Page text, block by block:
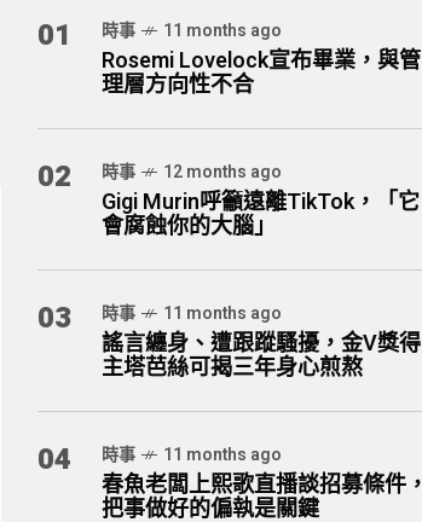
01 時事 11 months ago
Rosemi Lovelock宣布畢業，與管
理層方向性不合
02 時事 12 months ago
Gigi Murin呼籲遠離TikTok，「它
會腐蝕你的大腦」
03 時事 11 months ago
謠言纏身、遭跟蹤騷擾，金V獎得
主塔芭絲可揭三年身心煎熬
04 時事 11 months ago
春魚老闆上熙歌直播談招募條件，
把事做好的偏執是關鍵